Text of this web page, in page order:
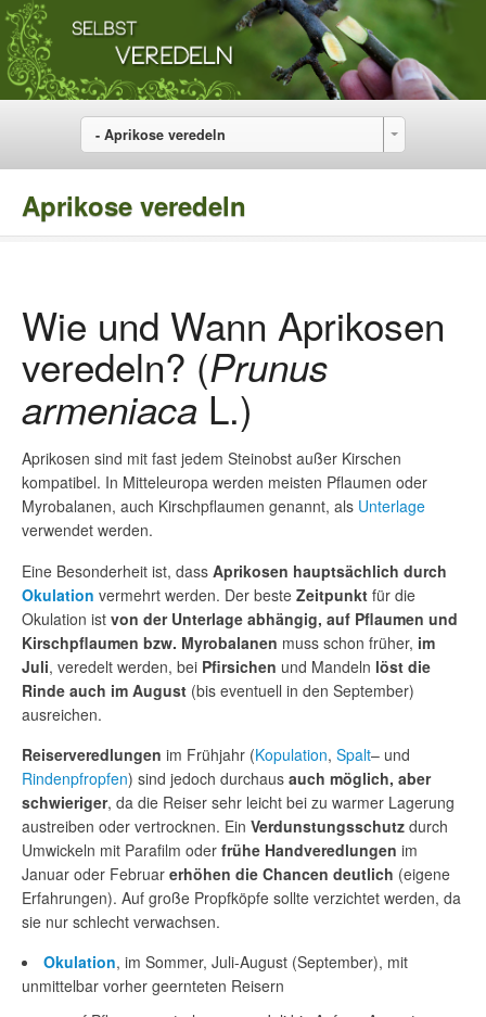
- Aprikose veredeln
Aprikose veredeln
Wie und Wann Aprikosen
veredeln? (Prunus
armeniacaL.)
Aprikosen sind mit fast jedem Steinobst außer Kirschen
kompatibel. In Mitteleuropa werden meisten Pflaumen oder
Myrobalanen, auch Kirschpflaumen genannt, als Unterlage
verwendet werden.
Eine Besonderheit ist, dass Aprikosen hauptsächlich durch
Okulation vermehrt werden. Der beste Zeitpunkt für die
Okulation ist von der Unterlage abhängig, auf Pflaumen und
Kirschpflaumen bzw. Myrobalanen muss schon früher, im
Juli, veredelt werden, bei Pfirsichen und Mandeln löst die
Rinde auch im August (bis eventuell in den September)
ausreichen.
Reiserveredlungen im Frühjahr (Kopulation, Spalt– und
Rindenpfropfen) sind jedoch durchaus auch möglich, aber
schwieriger, da die Reiser sehr leicht bei zu warmer Lagerung
austreiben oder vertrocknen. Ein Verdunstungsschutz durch
Umwickeln mit Parafilm oder frühe Handveredlungen im
Januar oder Februar erhöhen die Chancen deutlich (eigene
Erfahrungen). Auf große Propfköpfe sollte verzichtet werden, da
sie nur schlecht verwachsen.
Okulation, im Sommer, Juli-August (September), mit
unmittelbar vorher geernteten Reisern